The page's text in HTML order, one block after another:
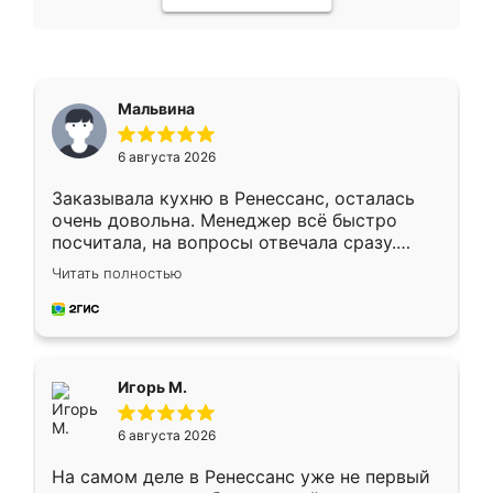
Мальвина
6 августа 2026
Заказывала кухню в Ренессанс, осталась
очень довольна. Менеджер всё быстро
посчитала, на вопросы отвечала сразу.
Замерщик приехал в субботу, подошёл к
делу со всей ответственностью. Собрали
за день, ребята работали аккуратно, даже
Читать полностью
Игорь М.
6 августа 2026
На самом деле в Ренессанс уже не первый